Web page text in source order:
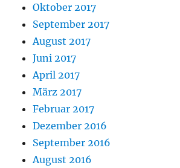
Oktober 2017
September 2017
August 2017
Juni 2017
April 2017
März 2017
Februar 2017
Dezember 2016
September 2016
August 2016